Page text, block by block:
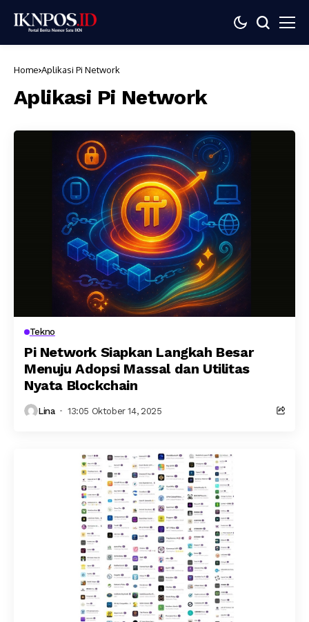
Home Aplikasi Pi Network
Aplikasi Pi Network
Tekno
Pi Network Siapkan Langkah Besar
Menuju Adopsi Massal dan Utilitas
Nyata Blockchain
Lina 13:05 Oktober 14, 2025